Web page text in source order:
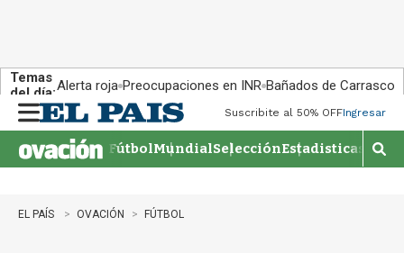
Temas
del día:Alerta roja Preocupaciones en INR Bañados de Carrasco
n
u
Suscribite al 50% OFFIngresar
FútbolMundialSelecciónEstadisticas
M
o
EL PAÍS OVACIÓN FÚTBOL